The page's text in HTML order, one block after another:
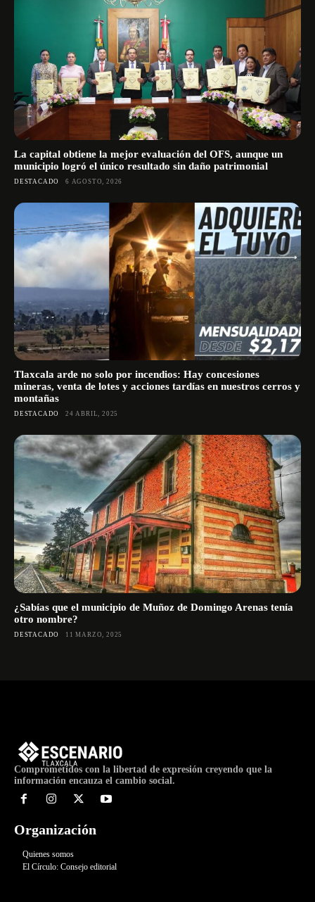
La capital obtiene la mejor evaluación del OFS, aunque un
municipio logró el único resultado sin daño patrimonial
DESTACADO 6 AGOSTO, 2026
Tlaxcala arde no solo por incendios: Hay concesiones
mineras, venta de lotes y acciones tardías en nuestros cerros y
montañas
DESTACADO 24 ABRIL, 2025
¿Sabías que el municipio de Muñoz de Domingo Arenas tenía
otro nombre?
DESTACADO 11 MARZO, 2025
Comprometidos con la libertad de expresión creyendo que la
información encauza el cambio social.
Organización
Quienes somos
El Círculo: Consejo editorial